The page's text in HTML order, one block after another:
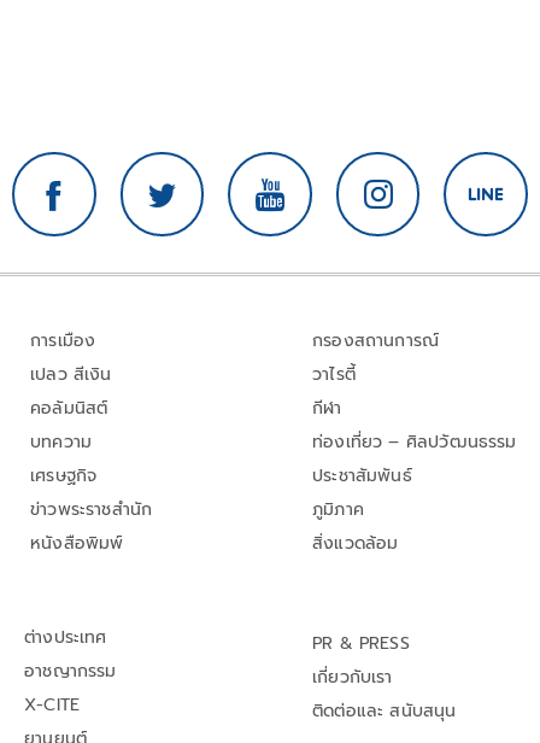
การเมือง
เปลว สีเงิน
คอลัมนิสต์
บทความ
เศรษฐกิจ
ข่าวพระราชสำนัก
หนังสือพิมพ์
กรองสถานการณ์
วาไรตี้
กีฬา
ท่องเที่ยว – ศิลปวัฒนธรรม
ประชาสัมพันธ์
ภูมิภาค
สิ่งแวดล้อม
ต่างประเทศ
อาชญากรรม
X-CITE
PR & PRESS
เกี่ยวกับเรา
ติดต่อและ สนับสนุน